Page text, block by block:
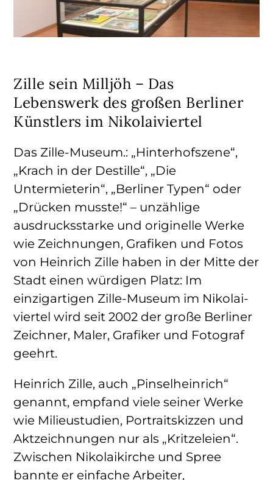
Zille sein Milljöh – Das
Lebenswerk des großen Berliner
Künstlers im Nikolaiviertel
Das Zille-Museum.: „Hinterhofszene“,
„Krach in der Destille“, „Die
Untermieterin“, „Berliner Typen“ oder
„Drücken musste!“ – unzählige
ausdrucksstarke und originelle Werke
wie Zeichnungen, Grafiken und Fotos
von Heinrich Zille haben in der Mitte der
Stadt einen würdigen Platz: Im
einzigartigen Zille-Museum im Nikolai-
viertel wird seit 2002 der große Berliner
Zeichner, Maler, Grafiker und Fotograf
geehrt.
Heinrich Zille, auch „Pinselheinrich“
genannt, empfand viele seiner Werke
wie Milieustudien, Portraitskizzen und
Aktzeichnungen nur als „Kritzeleien“.
Zwischen Nikolaikirche und Spree
bannte er einfache Arbeiter,